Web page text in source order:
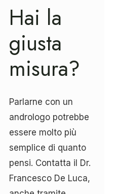
Hai la
giusta
misura?
Parlarne con un
andrologo potrebbe
essere molto più
semplice di quanto
pensi. Contatta il Dr.
Francesco De Luca,